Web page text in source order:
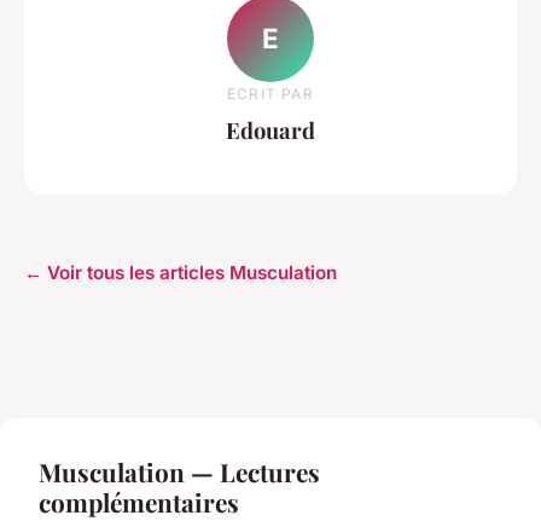
E
ECRIT PAR
Edouard
← Voir tous les articles Musculation
Musculation — Lectures
complémentaires